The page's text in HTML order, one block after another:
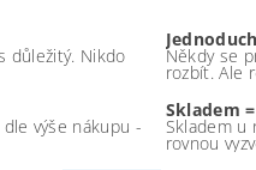
důležitý. Nikdo Někdy se
rozbít. Ale
výše nákupu -
Skladem
Skladem u
rovnou